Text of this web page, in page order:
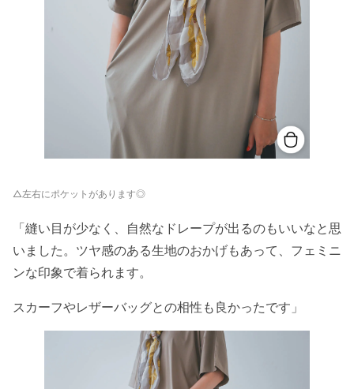
△左右にポケットがあります◎
「縫い目が少なく、自然なドレープが出るのもいいなと思
いました。ツヤ感のある生地のおかげもあって、フェミニ
ンな印象で着られます。
スカーフやレザーバッグとの相性も良かったです」